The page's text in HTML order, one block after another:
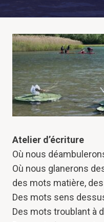
Atelier d’écriture
Où nous
Où nous glanerons
des mots matière,
Des mots sens
Des mots troublant à